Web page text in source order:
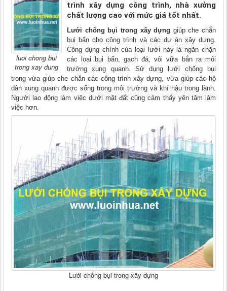
luoi chong bui
trong xay dung
trình xây dựng công trình, nhà xưởng
chất lượng cao với mức giá tốt nhất.
Lưới chống bụi trong xây dựng giúp che chắn
bụi bẩn cho công trình và các dự án xây dựng.
Công dụng chính của loại lưới này là ngăn chặn
các loại bụi bẩn, gạch đá, vôi vữa bắn ra môi
trường xung quanh. Sử dụng lưới chống bụi
trong vừa giúp che chắn các công trình xây dựng, vừa giúp các hộ
dân xung quanh được sống trong môi trường và khí hậu trong lành.
Người lao động làm việc dưới mặt đất cũng cảm thấy yên tâm làm
việc hơn.
Lưới chống bụi trong xây dựng